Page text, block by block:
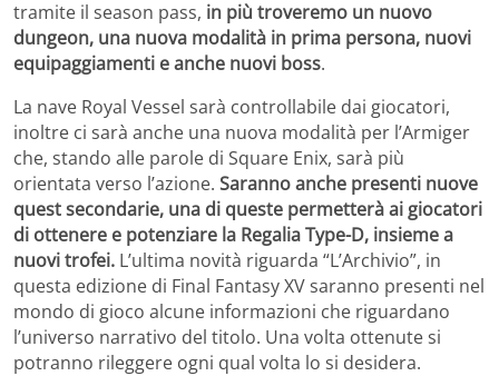
tramite il season pass, in più troveremo un nuovo
dungeon, una nuova modalità in prima persona, nuovi
equipaggiamenti e anche nuovi boss.
La nave Royal Vessel sarà controllabile dai giocatori,
inoltre ci sarà anche una nuova modalità per l’Armiger
che, stando alle parole di Square Enix, sarà più
orientata verso l’azione. Saranno anche presenti nuove
quest secondarie, una di queste permetterà ai giocatori
di ottenere e potenziare la Regalia Type-D, insieme a
nuovi trofei. L’ultima novità riguarda “L’Archivio”, in
questa edizione di Final Fantasy XV saranno presenti nel
mondo di gioco alcune informazioni che riguardano
l’universo narrativo del titolo. Una volta ottenute si
potranno rileggere ogni qual volta lo si desidera.